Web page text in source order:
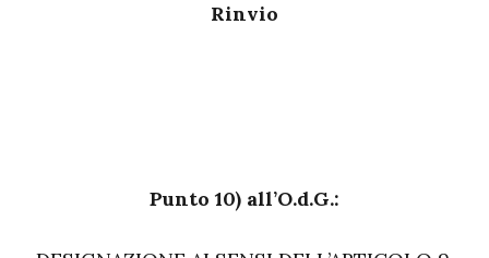
Rinvio
Punto 10) all’O.d.G.: